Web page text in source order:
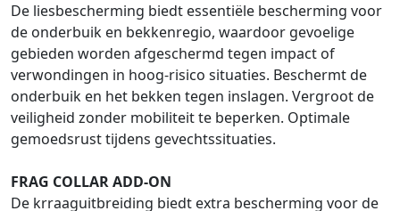
De liesbescherming biedt essentiële bescherming voor
de onderbuik en bekkenregio, waardoor gevoelige
gebieden worden afgeschermd tegen impact of
verwondingen in hoog-risico situaties. Beschermt de
onderbuik en het bekken tegen inslagen. Vergroot de
veiligheid zonder mobiliteit te beperken. Optimale
gemoedsrust tijdens gevechtssituaties.
FRAG COLLAR ADD-ON
De krraaguitbreiding biedt extra bescherming voor de